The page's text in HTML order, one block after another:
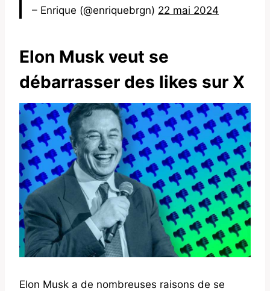
– Enrique (@enriquebrgn) 22 mai 2024
Elon Musk veut se
débarrasser des likes sur X
Elon Musk a de nombreuses raisons de se